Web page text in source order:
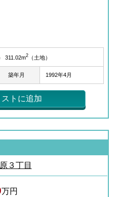
311.02m2（土地）
築年月 1992年4月
トに追加
３丁目
万円